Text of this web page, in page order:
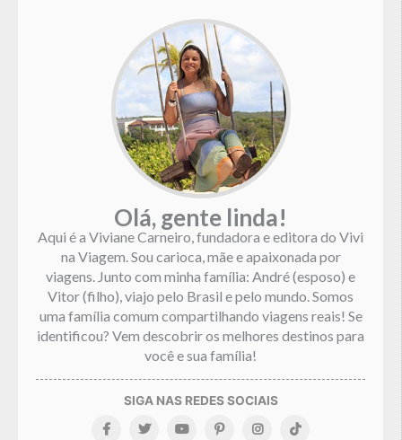
Olá, gente linda!
Aqui é a Viviane Carneiro, fundadora e editora do Vivi
na Viagem. Sou carioca, mãe e apaixonada por
viagens. Junto com minha família: André (esposo) e
Vitor (filho), viajo pelo Brasil e pelo mundo. Somos
uma família comum compartilhando viagens reais! Se
identificou? Vem descobrir os melhores destinos para
você e sua família!